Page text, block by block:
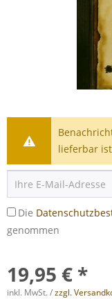
lieferbar
Die
genommen
19,95 € *
inkl. MwSt. /zzgl.